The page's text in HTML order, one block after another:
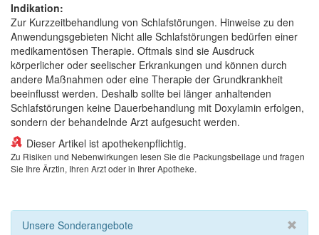
Indikation:
Zur Kurzzeitbehandlung von Schlafstörungen. Hinweise zu den
Anwendungsgebieten Nicht alle Schlafstörungen bedürfen einer
medikamentösen Therapie. Oftmals sind sie Ausdruck
körperlicher oder seelischer Erkrankungen und können durch
andere Maßnahmen oder eine Therapie der Grundkrankheit
beeinflusst werden. Deshalb sollte bei länger anhaltenden
Schlafstörungen keine Dauerbehandlung mit Doxylamin erfolgen,
sondern der behandelnde Arzt aufgesucht werden.
Dieser Artikel ist apothekenpflichtig.
Zu Risiken und Nebenwirkungen lesen Sie die Packungsbeilage und fragen
Sie Ihre Ärztin, Ihren Arzt oder in Ihrer Apotheke.
Unsere Sonderangebote